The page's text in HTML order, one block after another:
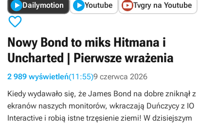
Dailymotion Youtube Tvgry na Youtube

Nowy Bond to miks Hitmana i
Uncharted | Pierwsze wrażenia
2 989 wyświetleń(11:55)9 czerwca 2026
Kiedy wydawało się, że James Bond na dobre zniknął z
ekranów naszych monitorów, wkraczają Duńczycy z IO
Interactive i robią istne trzęsienie ziemi! W dzisiejszym